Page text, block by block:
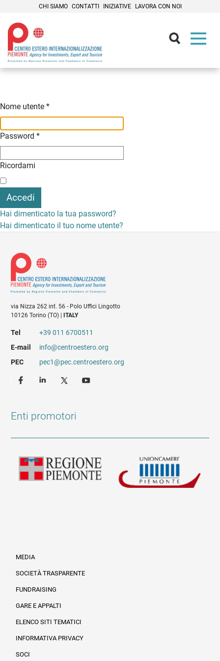
CHI SIAMO CONTATTI INIZIATIVE LAVORA CON NOI
Nome utente *
Password *
Ricordami
Accedi
Hai dimenticato la tua password?
Hai dimenticato il tuo nome utente?
via Nizza 262 int. 56 - Polo Uffici Lingotto
10126 Torino (TO) |
ITALY
Tel
+39 011 6700511
E-mail
info@centroestero.org
PEC
pec1@pec.centroestero.org
Enti promotori
MEDIA
SOCIETÀ TRASPARENTE
FUNDRAISING
GARE E APPALTI
ELENCO SITI TEMATICI
INFORMATIVA PRIVACY
SOCI